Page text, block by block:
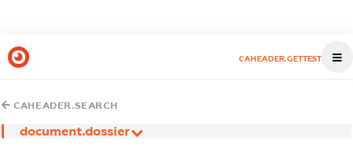
CAHEADER.GETTEST
CAHEADER.SEARCH
document.dossier